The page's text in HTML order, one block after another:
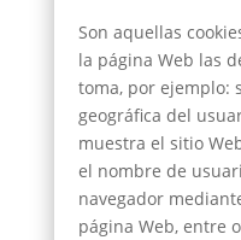
Son aquellas
la página Web las
toma, por ejemplo:
geográfica del
muestra el sitio
el nombre de
navegador
página Web, entre